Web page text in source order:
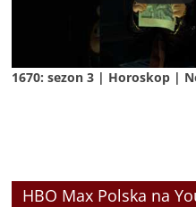
1670: sezon 3 | Horoskop |
HBO Max Polska na